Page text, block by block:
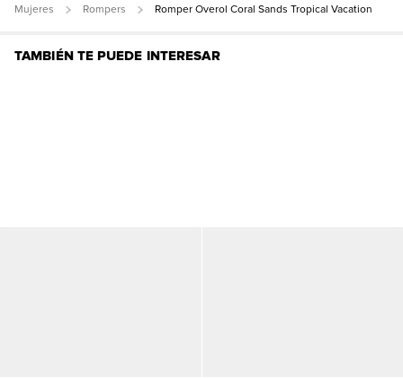
Mujeres Rompers Romper Overol Coral Sands Tropical Vacation
TAMBIÉN TE PUEDE INTERESAR